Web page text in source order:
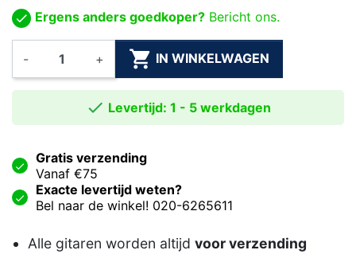
Ergens anders goedkoper? Bericht ons.
- +  IN WINKELWAGEN
 Levertijd: 1 - 5 werkdagen
Gratis verzending
Vanaf €75
Exacte levertijd weten?
Bel naar de winkel! 020-6265611
Alle gitaren worden altijd voor verzending